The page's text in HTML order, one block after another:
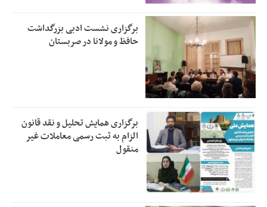
برگزاری نشست ادبی بزرگداشت
حافظ و مولانا در صربستان
برگزاری همایش تحلیل و نقد قانون
الزام به ثبت رسمی معاملات غیر
منقول